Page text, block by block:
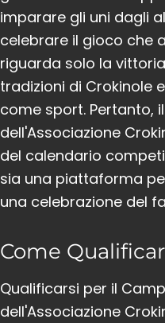
imparare gli uni dagli
celebrare il gioco che
riguarda solo la
tradizioni di Crokinole
come sport. Pertanto,
dell'Associazione
del calendario
sia una piattaforma
una celebrazione del
Come
Qualificarsi per il
dell'Associazione